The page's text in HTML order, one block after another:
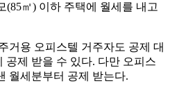
(85㎡) 이하 주택에 월세를 내고
거용 오피스텔 거주자도 공제 대
공제 받을 수 있다. 다만 오피스
월세분부터 공제 받는다.